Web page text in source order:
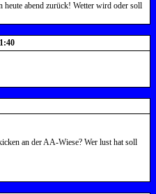
heute abend zurück! Wetter wird oder soll
an der AA-Wiese? Wer lust hat soll